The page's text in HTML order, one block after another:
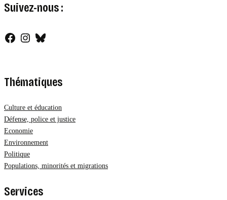
Suivez-nous :
Facebook
Instagram
Bluesky
Thématiques
Culture et éducation
Défense, police et justice
Economie
Environnement
Politique
Populations, minorités et migrations
Services